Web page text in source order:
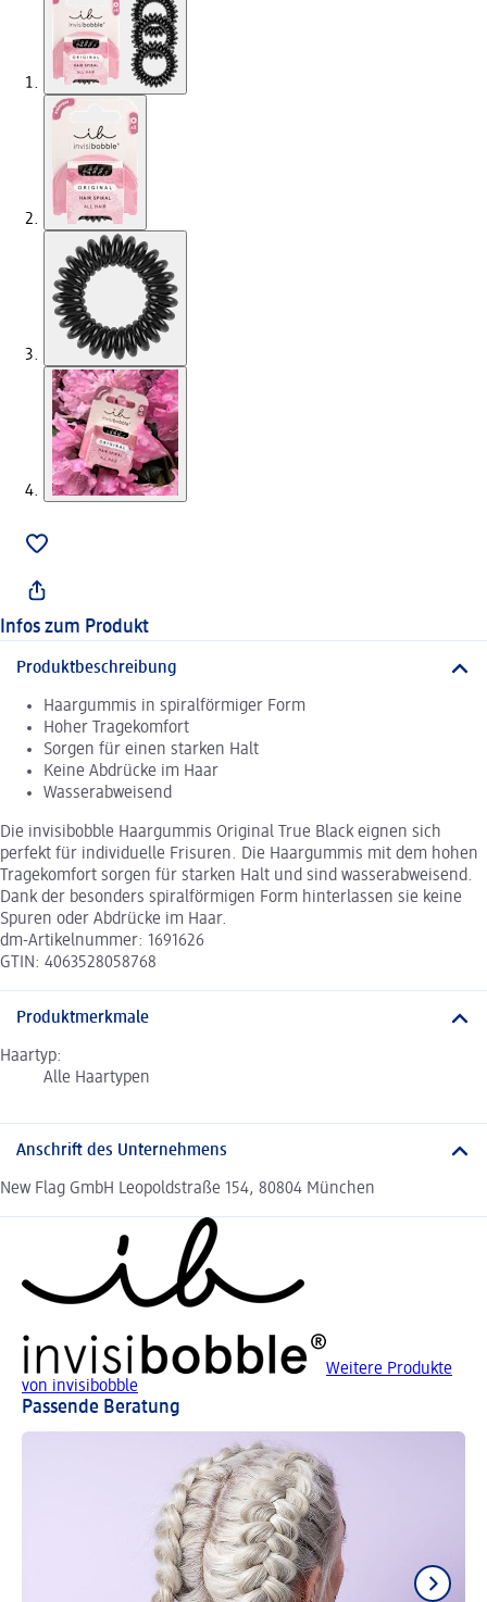
Infos zum Produkt
Produktbeschreibung
Haargummis in spiralförmiger Form
Hoher Tragekomfort
Sorgen für einen starken Halt
Keine Abdrücke im Haar
Wasserabweisend
Die invisibobble Haargummis Original True Black eignen sich
perfekt für individuelle Frisuren. Die Haargummis mit dem hohen
Tragekomfort sorgen für starken Halt und sind wasserabweisend.
Dank der besonders spiralförmigen Form hinterlassen sie keine
Spuren oder Abdrücke im Haar.
dm-Artikelnummer: 1691626
GTIN: 4063528058768
Produktmerkmale
Haartyp:
Alle Haartypen
Anschrift des Unternehmens
New Flag GmbH Leopoldstraße 154, 80804 München
Weitere Produkte
von invisibobble
Passende Beratung